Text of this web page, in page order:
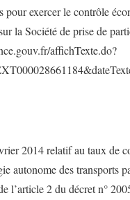
pour exercer le contrôle
la Société de prise de
affichTexte.do?
2014 relatif au taux de
autonome des transports
l’article 2 du décret n°